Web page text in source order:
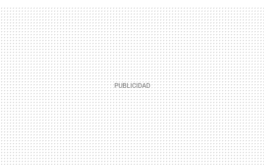
MAIL